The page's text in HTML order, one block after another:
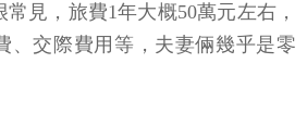
見，旅費1年大概50萬元左右，
、交際費用等，夫妻倆幾乎是零